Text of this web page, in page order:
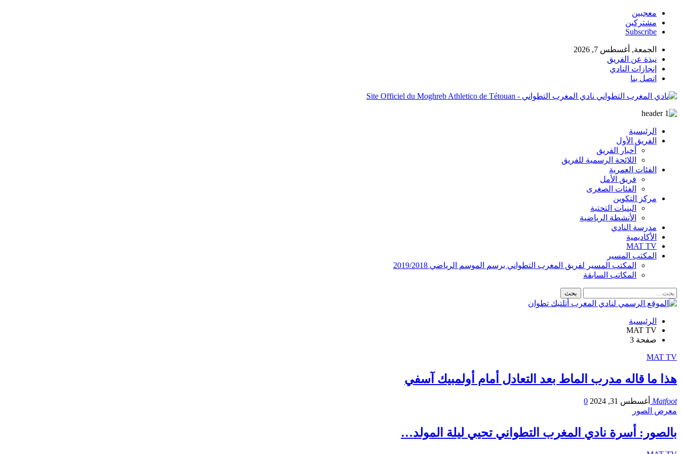
معجبين
مشتركين
Subscribe
الجمعة, أغسطس 7, 2026
نبذة عن الفريق
إنجازات النادي
اتصل بنا
نادي المغرب التطواني - Site Officiel du Moghreb Athletico de Tétouan
الرئيسية
الفريق الأول
أخبار الفريق
اللائحة الرسمية للفريق
الفئات العمرية
فريق الأمل
الفئات الصغرى
مركز التكوين
البنيات التحتية
الأنشطة الرياضية
مدرسة النادي
الأكاديمية
MAT TV
المكتب المسير
المكتب المسير لفريق المغرب التطواني برسم الموسم الرياضي 2019/2018
المكاتب السابقة
الرئيسية
MAT TV
صفحة 3
MAT TV
هذا ما قاله مدرب الماط بعد التعادل أمام أولمبيك آسفي
Matfoot أغسطس 31, 2024
0
معرض الصور
بالصور: أسرة نادي المغرب التطواني تحيي ليلة المولد…